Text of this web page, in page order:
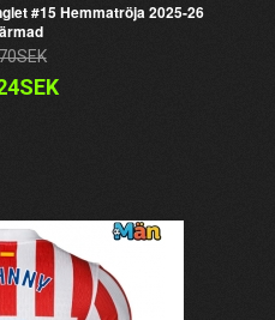
#15 Hemmatröja 2025-26